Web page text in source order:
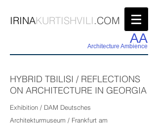
IRINAKURTISHVILI.COM
AA
Architecture Ambience
HYBRID TBILISI / REFLECTIONS
ON ARCHITECTURE IN GEORGIA
Exhibition / DAM Deutsches
Architekturmuseum / Frankfurt am